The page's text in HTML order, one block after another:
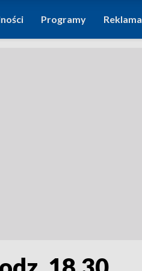
Programy Reklama